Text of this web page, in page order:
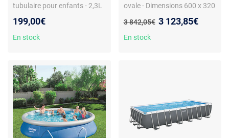
tubulaire pour enfants - 2,3L
Vanne de vidange et cadre
métal anticorrosion
199,00€
En stock
ovale - Dimensions 600 x 320
Ancien prix :
3 842,05€ Nouveau prix :
3 123,85€
En stock